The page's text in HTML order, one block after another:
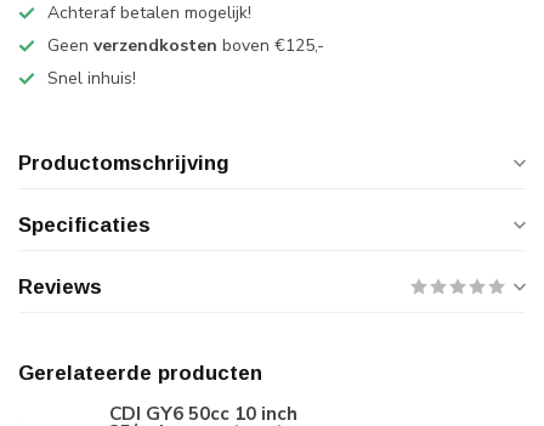
Achteraf betalen mogelijk!
Geen verzendkosten boven €125,-
Snel inhuis!
Productomschrijving
Specificaties
Reviews
Gerelateerde producten
CDI GY6 50cc 10 inch